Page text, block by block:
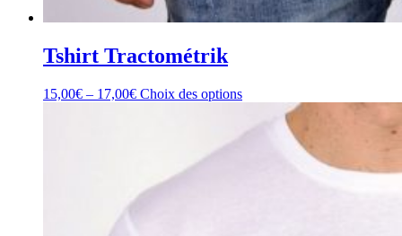
Tshirt Tractométrik
15,00€ – 17,00€ Choix des options